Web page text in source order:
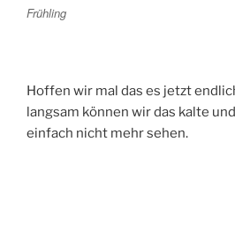
Frühling
Hoffen wir mal das es jetzt
langsam können wir das kalte
einfach nicht mehr sehen.